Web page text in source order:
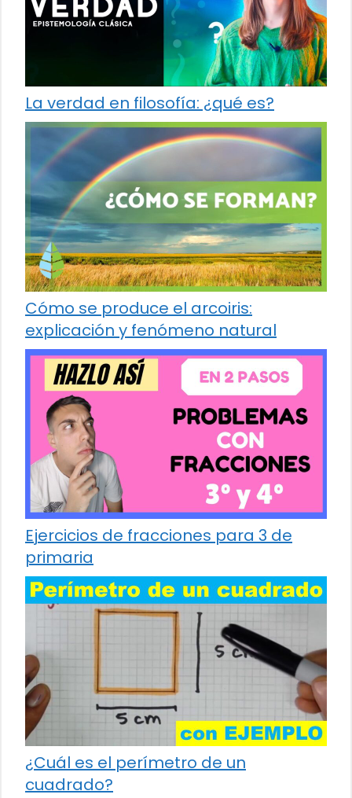
La verdad en filosofía: ¿qué es?
Cómo se produce el arcoiris:
explicación y fenómeno natural
Ejercicios de fracciones para 3 de
primaria
¿Cuál es el perímetro de un
cuadrado?